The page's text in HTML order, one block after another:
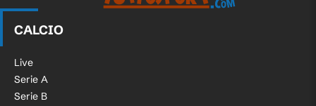
CALCIO
Live
Serie A
Serie B